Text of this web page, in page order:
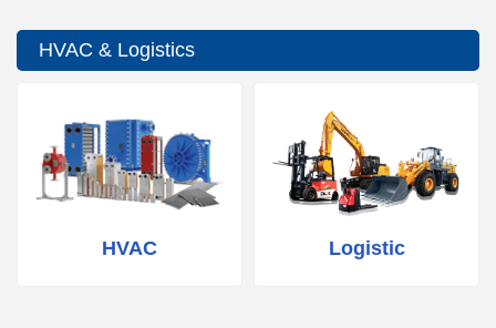
HVAC & Logistics
HVAC Logistic